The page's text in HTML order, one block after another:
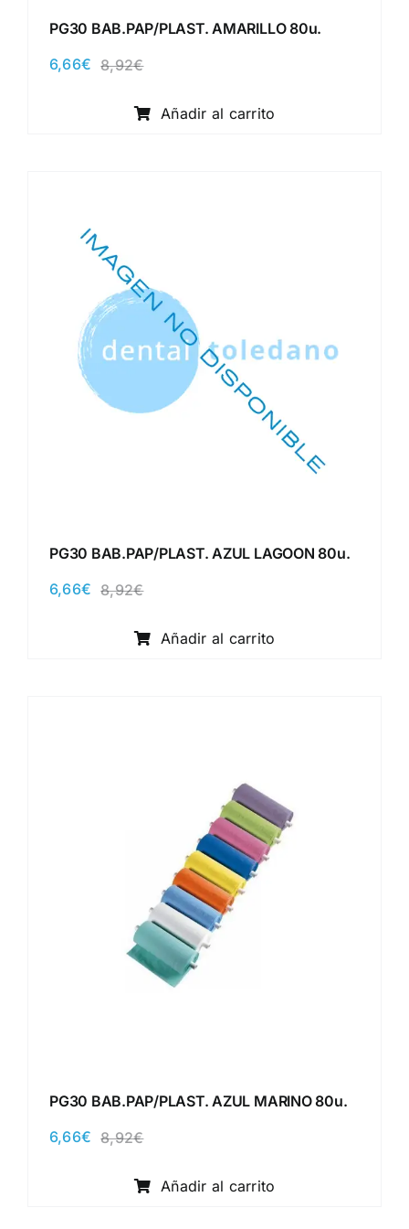
PG30 BAB.PAP/PLAST. AMARILLO 80u.
8,92€El
original
era:
6,66€
El
actual
es:
Añadir al carrito
PG30 BAB.PAP/PLAST. AZUL LAGOON 80u.
8,92€El
original
era:
6,66€
El
actual
es:
Añadir al carrito
PG30 BAB.PAP/PLAST. AZUL MARINO 80u.
8,92€El
original
era:
6,66€
El
actual
es:
Añadir al carrito